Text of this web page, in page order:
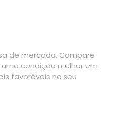
de mercado. Compare
condição melhor em
favoráveis no seu